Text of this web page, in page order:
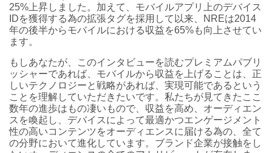
25%上昇しました。加えて、モバイルアプリ上のデバイス
IDを獲得する為の拡張タグを採用して以来、NREは2014
年の後半からモバイルにおける収益を65%も向上させてい
ます。
もしあなたが、このインタビューを読むプレミアムパブリ
ッシャーであれば、モバイルから収益を上げることは、正
しいテクノロジーと戦略があれば、実現可能であるという
ことを理解していただきたいです。私たちが見てきたここ
数年の進歩はもの凄いもので、収益を高め、オーディエン
スを喚起し、デバイスによって最適かつエンゲージメント
性の高いコンテンツをオーディエンスに届ける為の、全て
の分野において進化しています。ブランド企業が接触をし